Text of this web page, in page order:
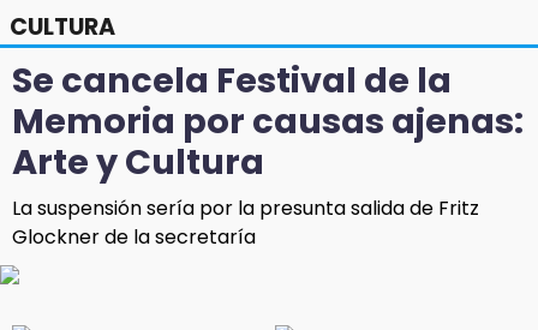
CULTURA
Se cancela Festival de la
Memoria por causas ajenas:
Arte y Cultura
La suspensión sería por la presunta salida de Fritz
Glockner de la secretaría